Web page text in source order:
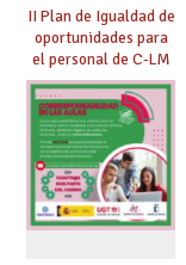
II Plan de Igualdad de
oportunidades para
el personal de C-LM